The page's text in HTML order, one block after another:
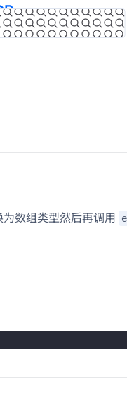
为数组类型然后再调用